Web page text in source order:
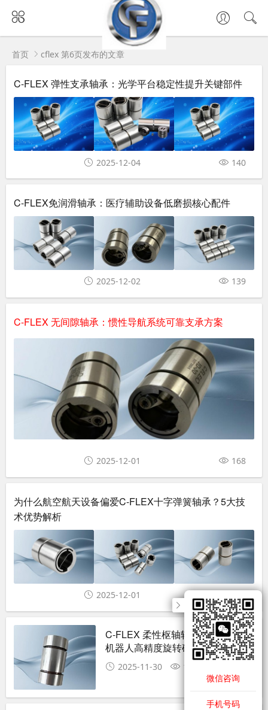
首页 cflex 第6页发布的文章
C-FLEX 弹性支承轴承：光学平台稳定性提升关键部件
2025-12-04 140
C-FLEX免润滑轴承：医疗辅助设备低磨损核心配件
2025-12-02 139
C-FLEX 无间隙轴承：惯性导航系统可靠支承方案
2025-12-01 168
为什么航空航天设备偏爱C-FLEX十字弹簧轴承？5大技
术优势解析
2025-12-01
C-FLEX 柔性枢轴轴承：精密装配
机器人高精度旋转确保
2025-11-30 184
微信咨询
手机号码